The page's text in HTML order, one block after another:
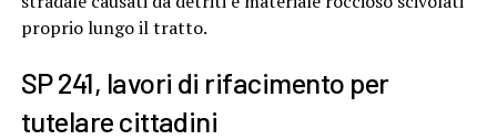
proprio lungo il tratto.
SP 241, lavori di rifacimento per
tutelare cittadini